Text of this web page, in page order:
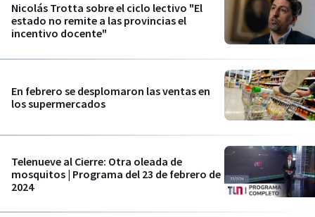
Nicolás Trotta sobre el ciclo lectivo "El
estado no remite a las provincias el
incentivo docente"
En febrero se desplomaron las ventas en
los supermercados
Telenueve al Cierre: Otra oleada de
mosquitos | Programa del 23 de febrero de
2024